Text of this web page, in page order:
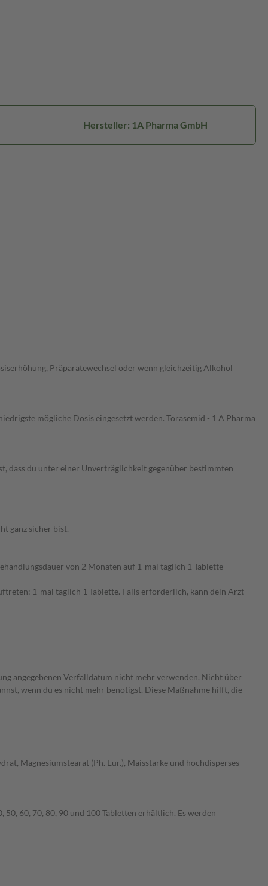
Hersteller: 1A Pharma GmbH
Präparatewechsel oder wenn gleichzeitig Alkohol
mögliche Dosis eingesetzt werden. Torasemid - 1 A Pharma
dass du unter einer Unverträglichkeit gegenüber bestimmten
ganz sicher bist.
von 2 Monaten auf 1-mal täglich 1 Tablette
1-mal täglich 1 Tablette. Falls erforderlich, kann dein Arzt
angegebenen Verfalldatum nicht mehr verwenden. Nicht über
wenn du es nicht mehr benötigst. Diese Maßnahme hilft, die
Magnesiumstearat (Ph. Eur.), Maisstärke und hochdisperses
60, 70, 80, 90 und 100 Tabletten erhältlich. Es werden